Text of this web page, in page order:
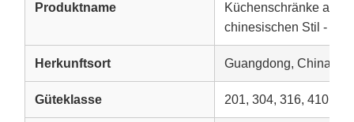
Produktname
Küchenschränke aus
chinesischen Stil -
Herkunftsort Guangdong, China
Güteklasse 201, 304, 316, 410,